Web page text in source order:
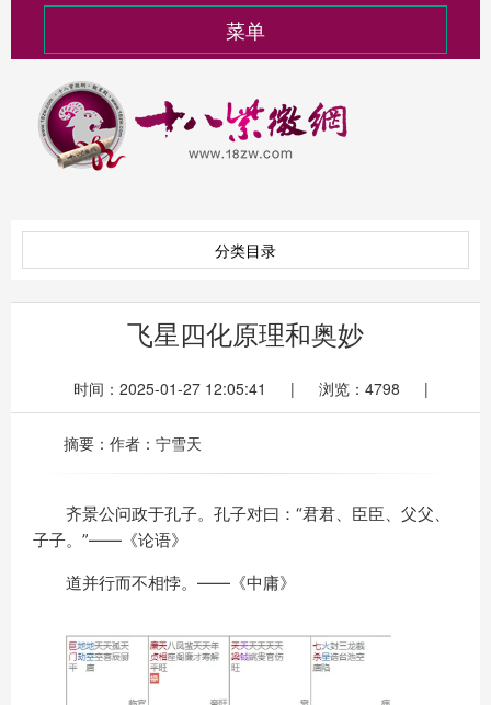
菜单
分类目录
飞星四化原理和奥妙
时间：2025-01-27 12:05:41 | 浏览：4798 |
摘要：作者：宁雪天
齐景公问政于孔子。孔子对曰：“君君、臣臣、父父、
子子。”——《论语》
道并行而不相悖。——《中庸》